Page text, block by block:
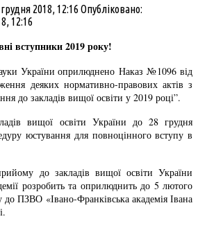
2018, 12:16Опубліковано:
12:16
вступники 2019 року!
України оприлюднено Наказ №1096 від
деяких нормативно-правових актів з
до закладів вищої освіти у 2019 році”.
вищої освіти України до 28 грудня
юстування для повноцінного вступу в
до закладів вищої освіти України
розробить та оприлюднить до 5 лютого
ПЗВО «Івано-Франківська академія Івана